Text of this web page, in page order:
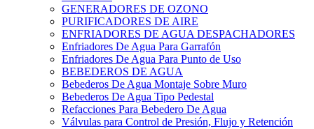
GENERADORES DE OZONO
PURIFICADORES DE AIRE
ENFRIADORES DE AGUA DESPACHADORES
Enfriadores De Agua Para Garrafón
Enfriadores De Agua Para Punto de Uso
BEBEDEROS DE AGUA
Bebederos De Agua Montaje Sobre Muro
Bebederos De Agua Tipo Pedestal
Refacciones Para Bebedero De Agua
Válvulas para Control de Presión, Flujo y Retención